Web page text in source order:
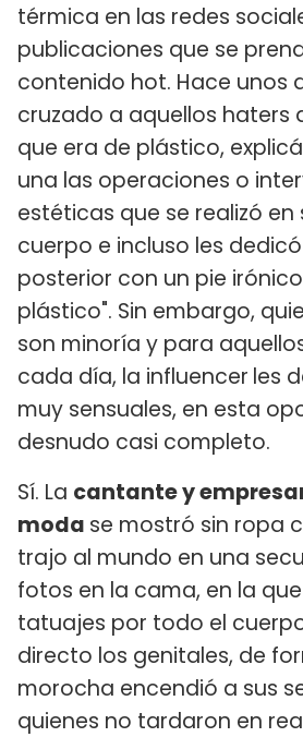
térmica en las redes
publicaciones que se
contenido hot. Hace unos
cruzado a aquellos haters
que era de plástico,
una las operaciones o
estéticas que se realizó en
cuerpo e incluso les
posterior con un pie
plástico". Sin embargo,
son minoría y para
cada día, la influencer les
muy sensuales, en esta
desnudo casi completo.
Sí. La cantante y
moda se mostró sin ropa
trajo al mundo en una
fotos en la cama, en la
tatuajes por todo el
directo los genitales, de
morocha encendió a sus
quienes no tardaron en